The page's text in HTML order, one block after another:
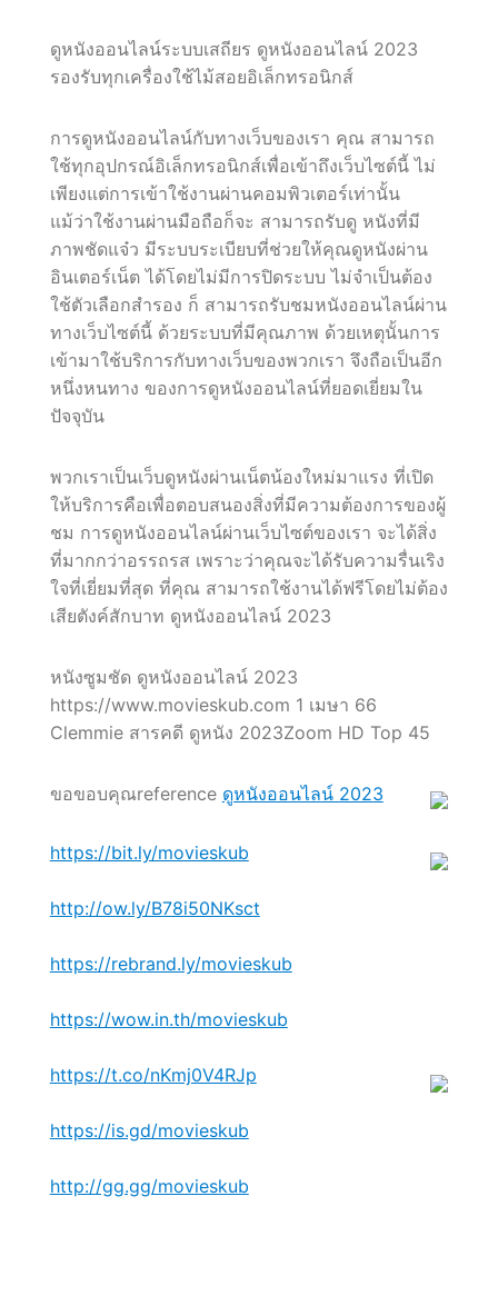
ดูหนังออนไลน์ระบบเสถียร ดูหนังออนไลน์ 2023
รองรับทุกเครื่องใช้ไม้สอยอิเล็กทรอนิกส์
การดูหนังออนไลน์กับทางเว็บของเรา คุณ สามารถ
ใช้ทุกอุปกรณ์อิเล็กทรอนิกส์เพื่อเข้าถึงเว็บไซต์นี้ ไม่
เพียงแต่การเข้าใช้งานผ่านคอมพิวเตอร์เท่านั้น
แม้ว่าใช้งานผ่านมือถือก็จะ สามารถรับดู หนังที่มี
ภาพชัดแจ๋ว มีระบบระเบียบที่ช่วยให้คุณดูหนังผ่าน
อินเตอร์เน็ต ได้โดยไม่มีการปิดระบบ ไม่จำเป็นต้อง
ใช้ตัวเลือกสำรอง ก็ สามารถรับชมหนังออนไลน์ผ่าน
ทางเว็บไซต์นี้ ด้วยระบบที่มีคุณภาพ ด้วยเหตุนั้นการ
เข้ามาใช้บริการกับทางเว็บของพวกเรา จึงถือเป็นอีก
หนึ่งหนทาง ของการดูหนังออนไลน์ที่ยอดเยี่ยมใน
ปัจจุบัน
พวกเราเป็นเว็บดูหนังผ่านเน็ตน้องใหม่มาแรง ที่เปิด
ให้บริการคือเพื่อตอบสนองสิ่งที่มีความต้องการของผู้
ชม การดูหนังออนไลน์ผ่านเว็บไซต์ของเรา จะได้สิ่ง
ที่มากกว่าอรรถรส เพราะว่าคุณจะได้รับความรื่นเริง
ใจที่เยี่ยมที่สุด ที่คุณ สามารถใช้งานได้ฟรีโดยไม่ต้อง
เสียตังค์สักบาท ดูหนังออนไลน์ 2023
หนังซูมชัด ดูหนังออนไลน์ 2023
https://www.movieskub.com 1 เมษา 66
Clemmie สารคดี ดูหนัง 2023Zoom HD Top 45
ขอขอบคุณreference ดูหนังออนไลน์ 2023
https://bit.ly/movieskub
http://ow.ly/B78i50NKsct
https://rebrand.ly/movieskub
https://wow.in.th/movieskub
https://t.co/nKmj0V4RJp
https://is.gd/movieskub
http://gg.gg/movieskub